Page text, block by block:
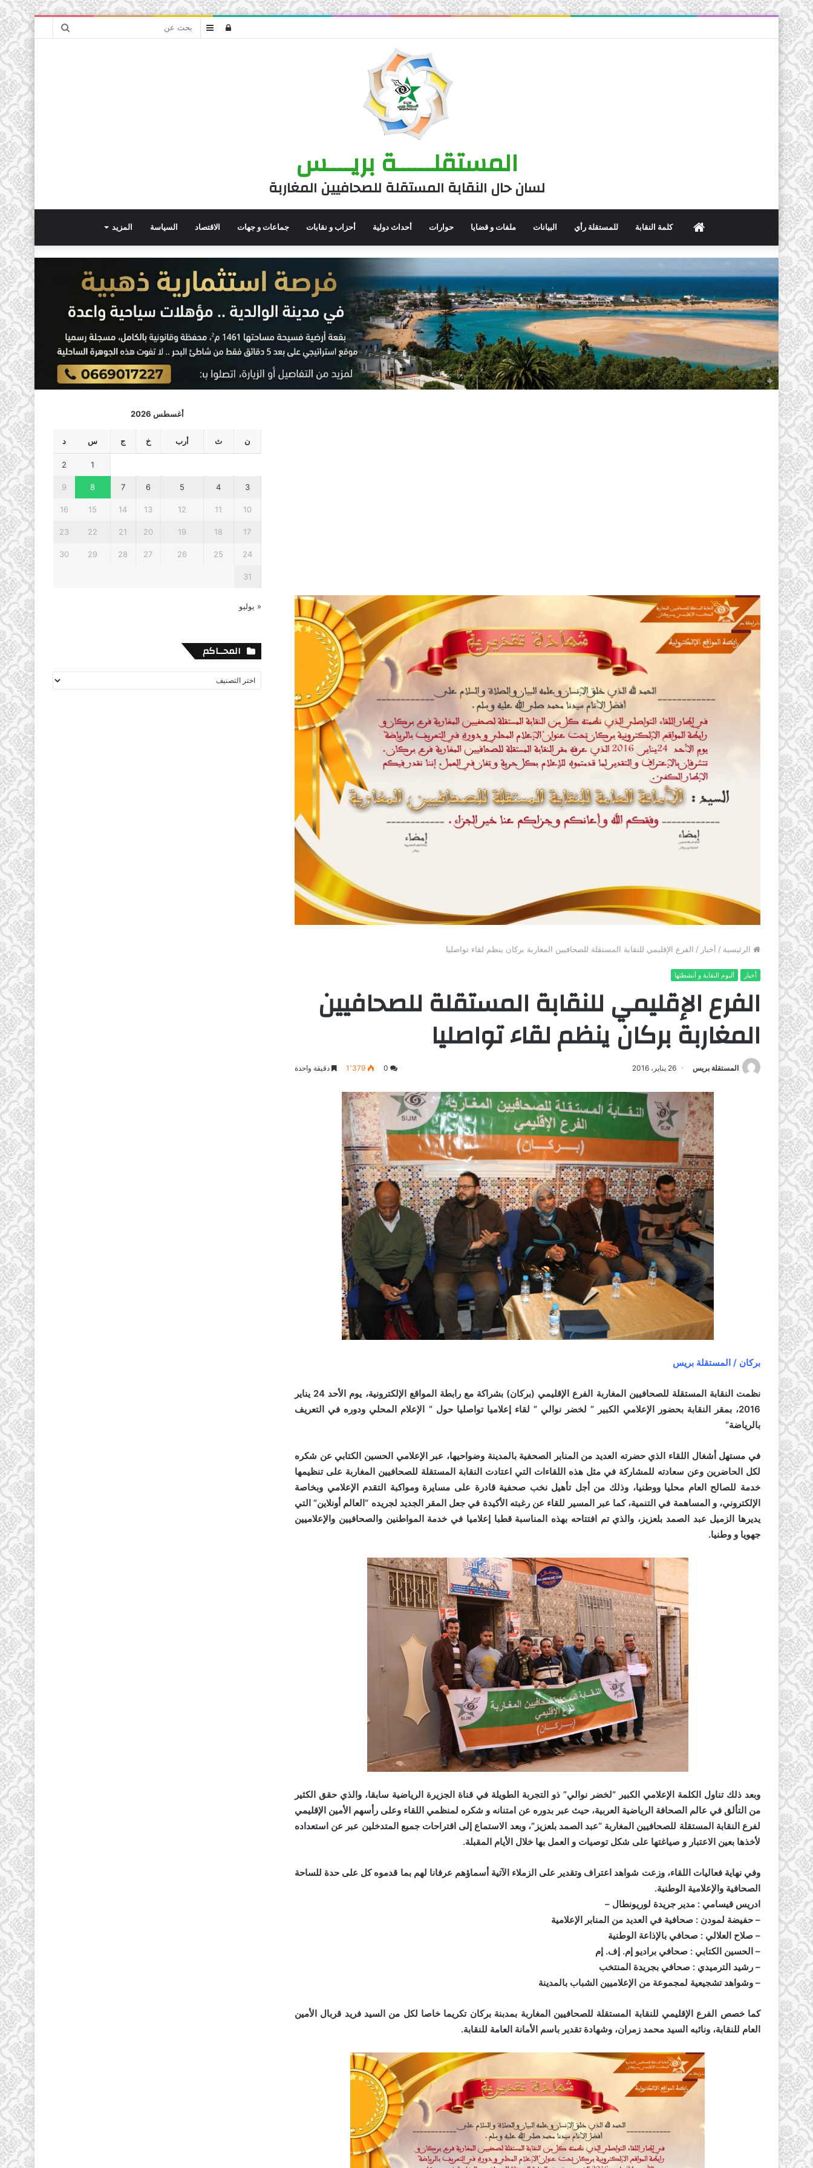
بحث
عمودتسجيل
المستقلــــــة بريــــس
لسان حال النقابة المستقلة للصحافيين المغاربة
الرئيسيةكلمة النقابة للمستقلة رأي البيانات ملفات و قضايا حوارات أحداث دولية أحزاب و نقابات جماعات و جهات الاقتصاد السياسة المزيد
الرئيسية / أخبار / الفرع الإقليمي للنقابة المستقلة للصحافيين المغاربة بركان ينظم لقاء تواصليا
أخبار ألبوم النقابة و أنشطتها
الفرع الإقليمي للنقابة المستقلة للصحافيين
المغاربة بركان ينظم لقاء تواصليا
المستقلة بريس 26 يناير، 2016 0 1٬379 دقيقة واحدة
بركان / المستقلة بريس
نظمت النقابة المستقلة للصحافيين المغاربة الفرع الإقليمي (بركان) بشراكة مع رابطة المواقع الإلكترونية، يوم الأحد 24 يناير
2016، بمقر النقابة بحضور الإعلامي الكبير ” لخضر نوالي ” لقاء إعلاميا تواصليا حول ” الإعلام المحلي ودوره في التعريف
بالرياضة”
في مستهل أشغال اللقاء الذي حضرته العديد من المنابر الصحفية بالمدينة وضواحيها، عبر الإعلامي الحسين الكتابي عن شكره
لكل الحاضرين وعن سعادته للمشاركة في مثل هذه اللقاءات التي اعتادت النقابة المستقلة للصحافيين المغاربة على تنظيمها
خدمة للصالح العام محليا ووطنيا، وذلك من أجل تأهيل نخب صحفية قادرة على مسايرة ومواكبة التقدم الإعلامي وبخاصة
الإلكتروني، و المساهمة في التنمية، كما عبر المسير للقاء عن رغبته الأكيدة في جعل المقر الجديد لجريده “العالم أونلاين” التي
يديرها الزميل عبد الصمد بلعزيز، والذي تم افتتاحه بهذه المناسبة قطبا إعلاميا في خدمة المواطنين والصحافيين والإعلاميين
جهويا و وطنيا.
وبعد ذلك تناول الكلمة الإعلامي الكبير “لخضر نوالي” ذو التجربة الطويلة في قناة الجزيرة الرياضية سابقا، والذي حقق الكثير
من التألق في عالم الصحافة الرياضية العربية، حيث عبر بدوره عن امتنانه و شكره لمنظمي اللقاء وعلى رأسهم الأمين الإقليمي
لفرع النقابة المستقلة للصحافيين المغاربة “عبد الصمد بلعزيز”، وبعد الاستماع إلى اقتراحات جميع المتدخلين عبر عن استعداده
لأخذها بعين الاعتبار و صياغتها على شكل توصيات و العمل بها خلال الأيام المقبلة.
وفي نهاية فعاليات اللقاء، وزعت شواهد اعتراف وتقدير على الزملاء الآتية أسماؤهم عرفانا لهم بما قدموه كل على حدة للساحة
الصحافية والإعلامية الوطنية.
ادريس قيسامي : مدير جريدة لوريونطال –
– حفيضة لمودن : صحافية في العديد من المنابر الإعلامية
– صلاح العلالي : صحافي بالإذاعة الوطنية
– الحسين الكتابي : صحافي براديو إم. إف. إم
– رشيد الترميدي : صحافي بجريدة المنتخب
– وشواهد تشجيعية لمجموعة من الإعلاميين الشباب بالمدينة
كما خصص الفرع الإقليمي للنقابة المستقلة للصحافيين المغاربة بمدبنة بركان تكريما خاصا لكل من السيد فريد قربال الأمين
العام للنقابة، ونائبه السيد محمد زمران، وشهادة تقدير باسم الأمانة العامة للنقابة.
أغسطس 2026
ن ث أرب خ ج س د
1
2
3
4
5
6
7
8
9
10
11
12
13
14
15
16
17
18
19
20
21
22
23
24
25
26
27
28
29
30
31
« يوليو
المحــاكم
المحــاكم